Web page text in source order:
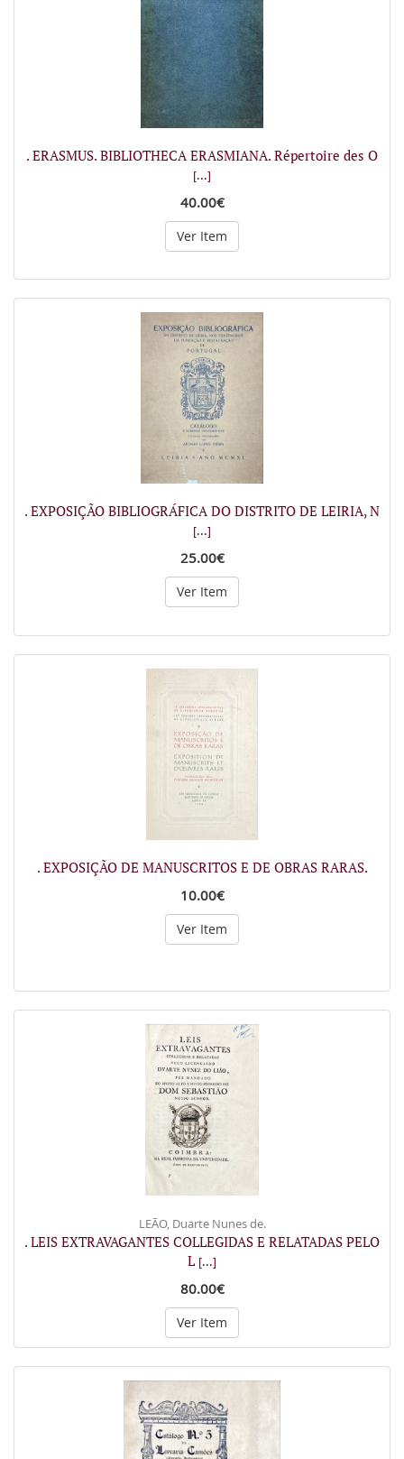
. ERASMUS. BIBLIOTHECA ERASMIANA. Répertoire des O
[...]
40.00€
Ver Item
. EXPOSIÇÃO BIBLIOGRÁFICA DO DISTRITO DE LEIRIA, N
[...]
25.00€
Ver Item
. EXPOSIÇÃO DE MANUSCRITOS E DE OBRAS RARAS.
10.00€
Ver Item
LEÃO, Duarte Nunes de.
. LEIS EXTRAVAGANTES COLLEGIDAS E RELATADAS PELO
L [...]
80.00€
Ver Item